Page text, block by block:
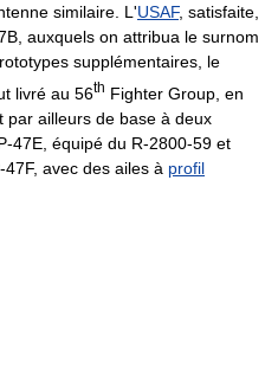
similaire. L'USAF, satisfaite,
auxquels on attribua le surnom
supplémentaires, le
livré au 56th Fighter Group, en
par ailleurs de base à deux
47E, équipé du R-2800-59 et
47F, avec des ailes à profil